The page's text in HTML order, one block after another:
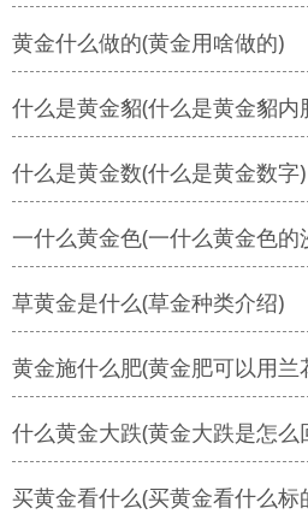
黄金什么做的(黄金用啥做的)
什么是黄金貂(什么是黄金貂内
什么是黄金数(什么是黄金数字)
一什么黄金色(一什么黄金色的
草黄金是什么(草金种类介绍)
黄金施什么肥(黄金肥可以用兰
什么黄金大跌(黄金大跌是怎么
买黄金看什么(买黄金看什么标